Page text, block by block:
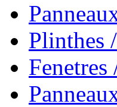
Plinthes
Fenetres